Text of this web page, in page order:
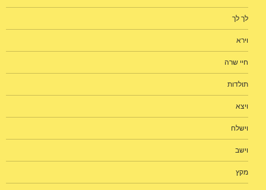
לך לך
וירא
חיי שרה
תולדות
ויצא
וישלח
וישב
מקץ